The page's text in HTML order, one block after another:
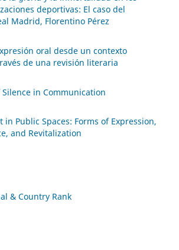
deportivas: El caso del
Madrid, Florentino Pérez
oral desde un contexto
de una revisión literaria
in Communication
in Public Spaces: Forms of Expression,
and Revitalization